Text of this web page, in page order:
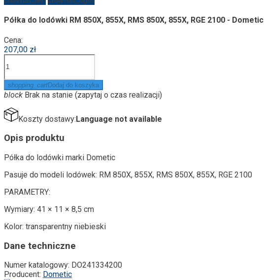
Półka do lodówki RM 850X, 855X, RMS 850X, 855X, RGE 2100 - Dometic
Cena:
207,00 zł
shopping_cartDodaj do koszyka
block Brak na stanie (zapytaj o czas realizacji)
Koszty dostawy:Language not available
Opis produktu
Półka do lodówki marki Dometic
Pasuje do modeli lodówek: RM 850X, 855X, RMS 850X, 855X, RGE 2100
PARAMETRY:
Wymiary: 41 × 11 × 8,5 cm
Kolor: transparentny niebieski
Dane techniczne
Numer katalogowy: DO241334200
Producent: Dometic